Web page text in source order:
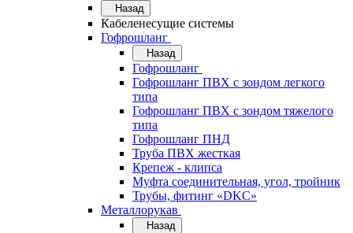
Назад
Кабеленесущие системы
Гофрошланг
Назад
Гофрошланг
Гофрошланг ПВХ с зондом легкого
типа
Гофрошланг ПВХ с зондом тяжелого
типа
Гофрошланг ПНД
Труба ПВХ жесткая
Крепеж - клипса
Муфта соединительная, угол, тройник
Трубы, фитинг «DKC»
Металлорукав
Назад